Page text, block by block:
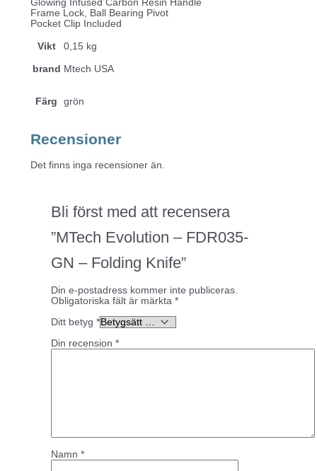
Glowing Infused Carbon Resin Handle
Frame Lock, Ball Bearing Pivot
Pocket Clip Included
Vikt 0,15 kg
brand Mtech USA
Färg grön
Recensioner
Det finns inga recensioner än.
Bli först med att recensera
”MTech Evolution – FDR035-
GN – Folding Knife”
Din e-postadress kommer inte publiceras.
Obligatoriska fält är märkta *
Ditt betyg *
Din recension *
Namn *